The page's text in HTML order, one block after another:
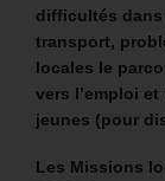
difficultés
transport,
locales le
vers l’emploi et
jeunes (pour
Les Missions